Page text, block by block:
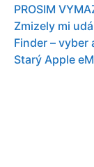
PROSIM
Zmizely mi
Finder –
Starý Apple